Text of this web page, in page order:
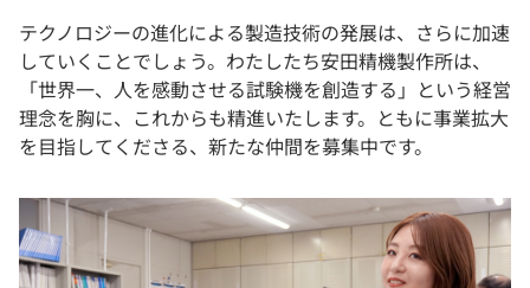
テクノロジーの進化による製造技術の発展は、さらに加速
していくことでしょう。わたしたち安田精機製作所は、
「世界一、人を感動させる試験機を創造する」という経営
理念を胸に、これからも精進いたします。ともに事業拡大
を目指してくださる、新たな仲間を募集中です。